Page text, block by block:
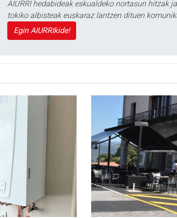
AIURRI hedabideak eskualdeko nortasun hitzak
tokiko albisteak euskaraz lantzen dituen
Egin AIURRIkide!